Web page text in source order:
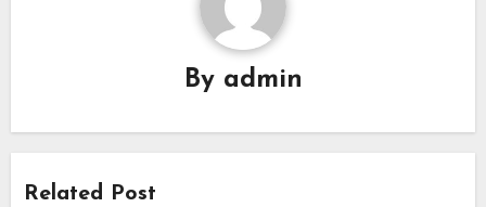
By admin
Related Post